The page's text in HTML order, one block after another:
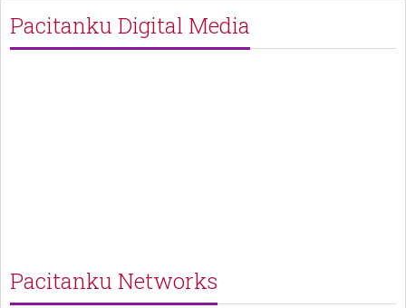
Pacitanku Digital Media
Pacitanku Networks